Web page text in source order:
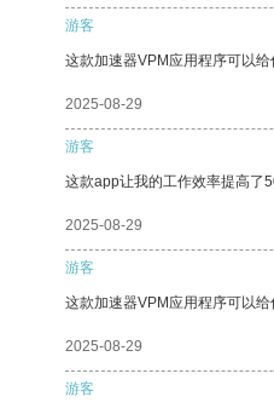
游客
这款加速器VPM应用程序可以
2025-08-29
游客
这款app让我的工作效率提高了
2025-08-29
游客
这款加速器VPM应用程序可以
2025-08-29
游客